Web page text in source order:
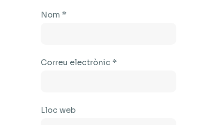
Nom *
Correu electrònic *
Lloc web